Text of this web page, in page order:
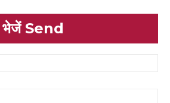
भेजें Send